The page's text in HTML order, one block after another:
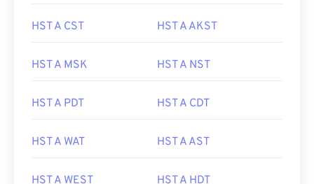
HST A CST HST A AKST
HST A MSK HST A NST
HST A PDT HST A CDT
HST A WAT HST A AST
HST A WEST HST A HDT